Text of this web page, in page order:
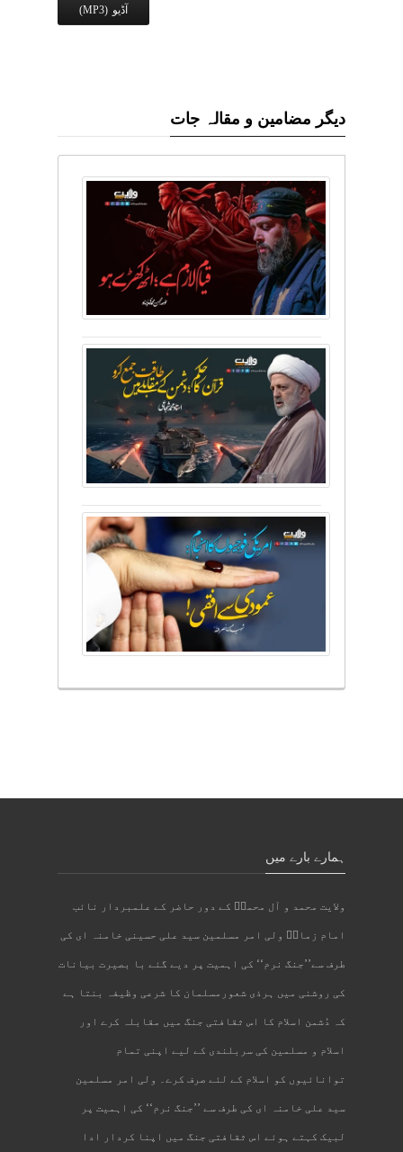
آڈیو (MP3)
دیگر مضامین و مقالہ جات
ہمارے بارے میں
ولایت محمد و آل محمدؐ کے دور حاضر کے علمبردار نائب
امام زمانؑ ولی امر مسلمین سید علی حسینی خامنہ ای کی
طرف سے’’جنگ نرم‘‘ کی اہمیت پر دیے گئے با بصیرت بیانات
کی روشنی میں ہرذی شعورمسلمان کا شرعی وظیفہ بنتا ہے
کہ دُشمن اسلام کا اس ثقافتی جنگ میں مقابلہ کرے اور
اسلام و مسلمین کی سربلندی کے لیے اپنی تمام
توانائیوں کو اسلام کے لئے صرف کرے۔ ولی امر مسلمین
سید علی خامنہ ای کی طرف سے ’’جنگ نرم‘‘ کی اہمیت پر
لبیک کہتے ہوئے اس ثقافتی جنگ میں اپنا کردار ادا